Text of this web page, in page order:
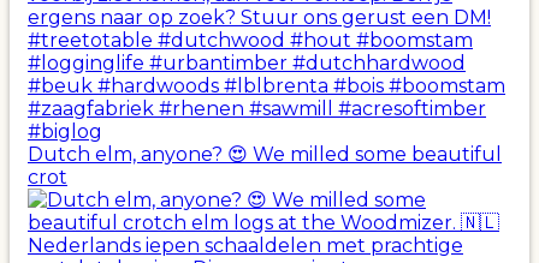
Dutch elm, anyone? 😍 We milled some beautiful
crot